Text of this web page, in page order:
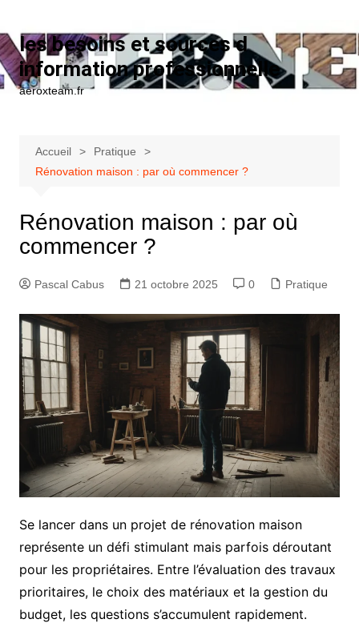
les besoins et sources d
information professionnelle
aeroxteam.fr
Accueil
Pratique
Rénovation maison : par où commencer ?
Rénovation maison : par où
commencer ?
Pascal Cabus 21 octobre 2025 0 Pratique
Se lancer dans un projet de rénovation maison
représente un défi stimulant mais parfois déroutant
pour les propriétaires. Entre l’évaluation des travaux
prioritaires, le choix des matériaux et la gestion du
budget, les questions s’accumulent rapidement.